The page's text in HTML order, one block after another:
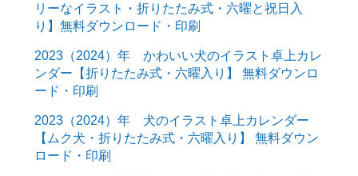
リーなイラスト・折りたたみ式・六曜と祝日入
り】無料ダウンロード・印刷
2023（2024）年 かわいい犬のイラスト卓上カレ
ンダー【折りたたみ式・六曜入り】 無料ダウンロ
ード・印刷
2023（2024）年 犬のイラスト卓上カレンダー
【ムク犬・折りたたみ式・六曜入り】 無料ダウン
ロード・印刷